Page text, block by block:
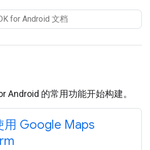
Android 的常用功能开始构建。
用 Google Maps